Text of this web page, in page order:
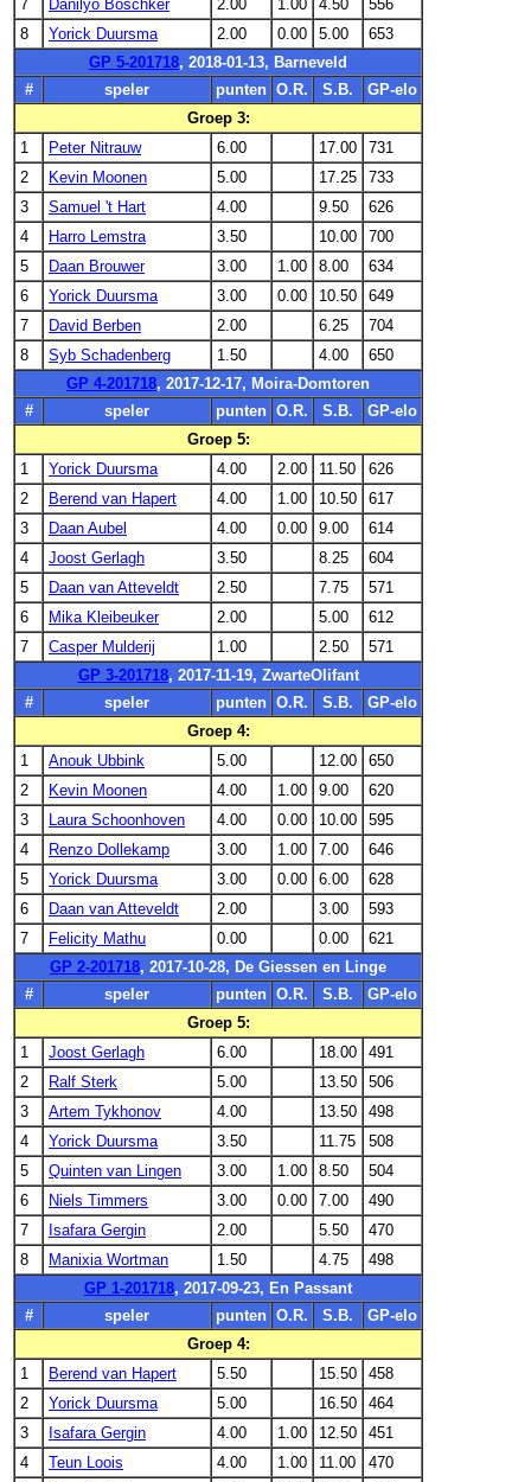
7 Danilyo Boschker 2.00 1.00 4.50
556
8
Yorick Duursma 2.00 0.00 5.00
653
GP 5-201718, 2018-01-13, Barneveld
#
speler punten O.R. S.B.
GP-elo
Groep 3:
1
Peter Nitrauw 6.00 17.00
731
2
Kevin Moonen 5.00 17.25
733
3
Samuel 't Hart 4.00 9.50
626
4
Harro Lemstra 3.50 10.00
700
5
Daan Brouwer 3.00 1.00 8.00
634
6
Yorick Duursma 3.00 0.00 10.50
649
7
David Berben 2.00 6.25
704
8
Syb Schadenberg 1.50 4.00
650
GP 4-201718, 2017-12-17, Moira-Domtoren
#
speler punten O.R. S.B.
GP-elo
Groep 5:
1
Yorick Duursma 4.00 2.00 11.50
626
2
Berend van Hapert 4.00 1.00 10.50
617
3
Daan Aubel 4.00 0.00 9.00
614
4
Joost Gerlagh 3.50 8.25
604
5
Daan van Atteveldt 2.50 7.75
571
6
Mika Kleibeuker 2.00 5.00
612
7
Casper Mulderij 1.00 2.50
571
GP 3-201718, 2017-11-19, ZwarteOlifant
#
speler punten O.R. S.B.
GP-elo
Groep 4:
1
Anouk Ubbink 5.00 12.00
650
2
Kevin Moonen 4.00 1.00 9.00
620
3
Laura Schoonhoven 4.00 0.00 10.00
595
4
Renzo Dollekamp 3.00 1.00 7.00
646
5
Yorick Duursma 3.00 0.00 6.00
628
6
Daan van Atteveldt 2.00 3.00
593
7
Felicity Mathu 0.00 0.00
621
GP 2-201718, 2017-10-28, De Giessen en Linge
#
speler punten O.R. S.B.
GP-elo
Groep 5:
1
Joost Gerlagh 6.00 18.00
491
2
Ralf Sterk 5.00 13.50
506
3
Artem Tykhonov 4.00 13.50
498
4
Yorick Duursma 3.50 11.75
508
5
Quinten van Lingen 3.00 1.00 8.50
504
6
Niels Timmers 3.00 0.00 7.00
490
7
Isafara Gergin 2.00 5.50
470
8
Manixia Wortman 1.50 4.75
498
GP 1-201718, 2017-09-23, En Passant
#
speler punten O.R. S.B.
GP-elo
Groep 4:
1
Berend van Hapert 5.50 15.50
458
2
Yorick Duursma 5.00 16.50
464
3
Isafara Gergin 4.00 1.00 12.50
451
4
Teun Loois 4.00 1.00 11.00
470